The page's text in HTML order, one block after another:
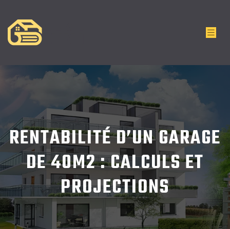
RENTABILITÉ D’UN GARAGE
DE 40M2 : CALCULS ET
PROJECTIONS